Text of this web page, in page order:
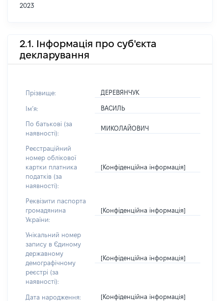
2023
2.1. Інформація про суб'єкта
декларування
Прізвище: ДЕРЕВЯНЧУК
Імʼя: ВАСИЛЬ
По батькові (за
наявності):
МИКОЛАЙОВИЧ
Реєстраційний
номер облікової
картки платника
податків (за
наявності):
[Конфіденційна інформація]
Реквізити паспорта
громадянина
України:
[Конфіденційна інформація]
Унікальний номер
запису в Єдиному
державному
демографічному
реєстрі (за
наявності):
[Конфіденційна інформація]
Дата народження: [Конфіденційна інформація]